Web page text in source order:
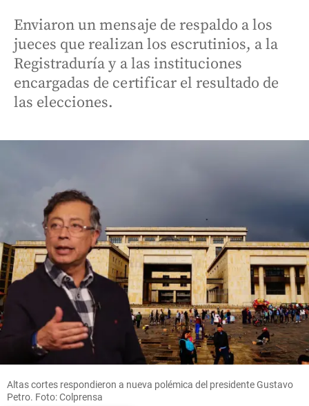
Enviaron un mensaje de respaldo a los
jueces que realizan los escrutinios, a la
Registraduría y a las instituciones
encargadas de certificar el resultado de
las elecciones.
Altas cortes respondieron a nueva polémica del presidente Gustavo
Petro. Foto: Colprensa